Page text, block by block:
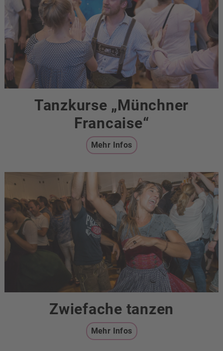
Tanzkurse „Münchner
Francaise“
Mehr Infos
Zwiefache tanzen
Mehr Infos